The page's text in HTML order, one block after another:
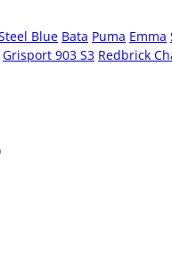
Blue Bata Puma Emma
Grisport 903 S3 Redbrick